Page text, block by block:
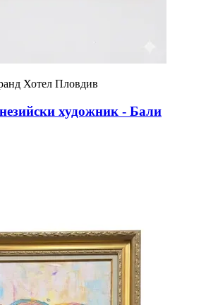
Хотел Пловдив
художник - Бали